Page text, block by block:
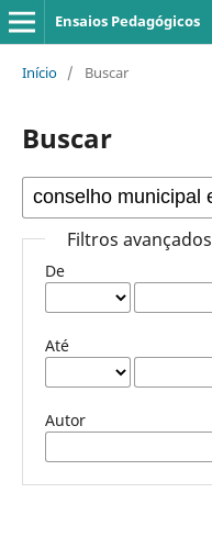
Ensaios Pedagógicos
Início / Buscar
Buscar
Filtros avançados
De
Até
Autor